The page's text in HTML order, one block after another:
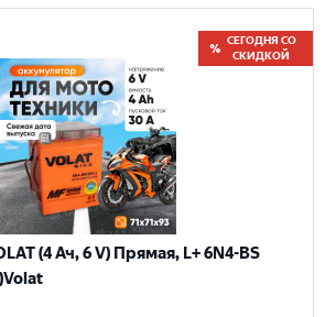
СЕГОДНЯ СО
СКИДКОЙ
(4 Ач, 6 V) Прямая, L+ 6N4-BS